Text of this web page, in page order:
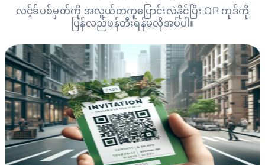
လင့်ခ်ပစ်မှတ်ကို အလွယ်တကူပြောင်းလဲနိုင်ပြီး QR ကုဒ်ကို
ပြန်လည်ဖန်တီးရန်မလိုအပ်ပါ။